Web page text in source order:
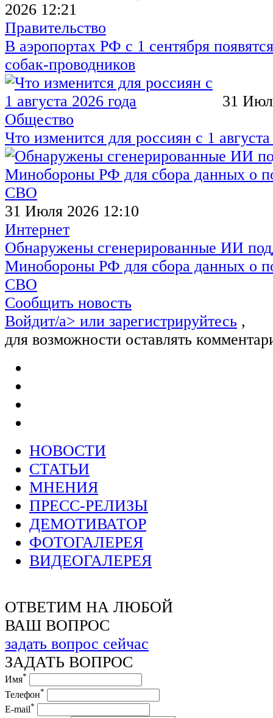
2026 12:21
Правительство
В аэропортах РФ с 1 сентября
собак-проводников
31
Общество
Что изменится для россиян с 1
31 Июля 2026 12:10
Интернет
Обнаружены сгенерированные ИИ
Минобороны РФ для сбора данных о
СВО
Сообщить новость
Войдит/a> или зарегистрируйтесь ,
для возможности оставлять
НОВОСТИ
СТАТЬИ
МНЕНИЯ
ПРЕСС-РЕЛИЗЫ
ДЕМОТИВАТОР
ФОТОГАЛЕРЕЯ
ВИДЕОГАЛЕРЕЯ
ОТВЕТИМ НА ЛЮБОЙ
ВАШ ВОПРОС
задать вопрос сейчас
ЗАДАТЬ ВОПРОС
Имя*
Телефон*
E-mail*